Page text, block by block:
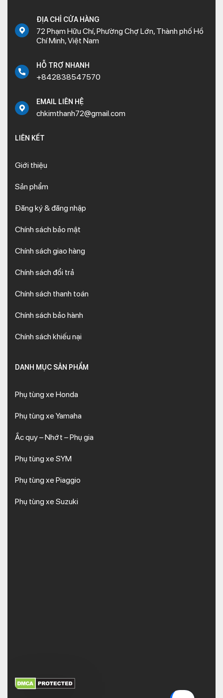
ĐỊA CHỈ CỬA HÀNG
72 Phạm Hữu Chí, Phường Chợ Lớn, Thành phố Hồ
Chí Minh, Việt Nam
HỖ TRỢ NHANH
+842838547570
EMAIL LIÊN HỆ
chkimthanh72@gmail.com
LIÊN KẾT
Giới thiệu
Sản phẩm
Đăng ký & đăng nhập
Chính sách bảo mật
Chính sách giao hàng
Chính sách đổi trả
Chính sách thanh toán
Chính sách bảo hành
Chính sách khiếu nại
DANH MỤC SẢN PHẨM
Phụ tùng xe Honda
Phụ tùng xe Yamaha
Ắc quy – Nhớt – Phụ gia
Phụ tùng xe SYM
Phụ tùng xe Piaggio
Phụ tùng xe Suzuki
XEM THÊM